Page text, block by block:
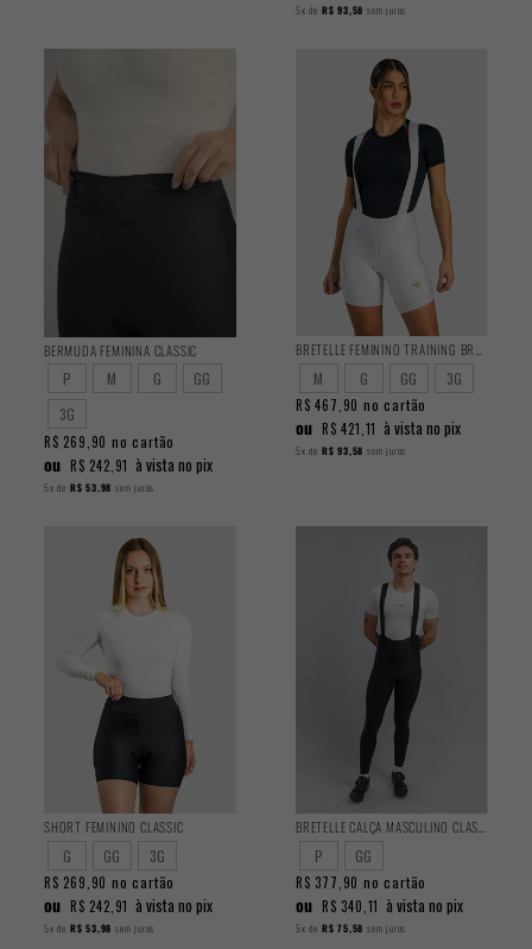
5x de R$ 93,58 sem juros
BERMUDA FEMININA CLASSIC
P M G
GG
3G
R$ 269,90 no cartão
ou R$ 242,91 à vista no pix
5x de R$ 53,98 sem juros
BRETELLE FEMININO TRAINING BRANCO
M G GG 3G
R$ 467,90 no cartão
ou R$ 421,11 à vista no pix
5x de R$ 93,58 sem juros
SHORT FEMININO CLASSIC
G GG 3G
R$ 269,90 no cartão
ou R$ 242,91 à vista no pix
5x de R$ 53,98 sem juros
BRETELLE CALÇA MASCULINO CLASSIC
P GG
R$ 377,90 no cartão
ou R$ 340,11 à vista no pix
5x de R$ 75,58 sem juros